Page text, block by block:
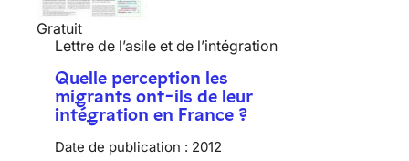
Gratuit
Lettre de l’asile et de l’intégration
Quelle perception les
migrants ont-ils de leur
intégration en France ?
Date de publication : 2012